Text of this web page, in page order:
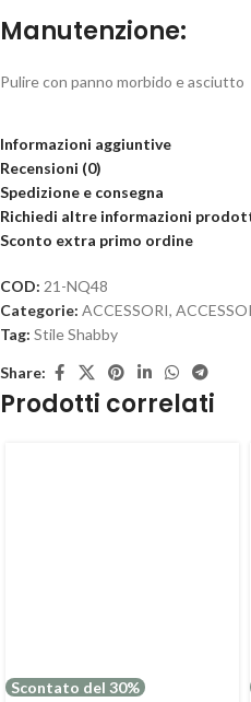
Manutenzione:
Pulire con panno morbido e asciutto
Informazioni aggiuntive
Recensioni (0)
Spedizione e consegna
Richiedi altre informazioni
Sconto extra primo ordine
COD: 21-NQ48
Categorie: ACCESSORI,
Tag: Stile Shabby
Share:
Prodotti correlati
Scontato del 30%